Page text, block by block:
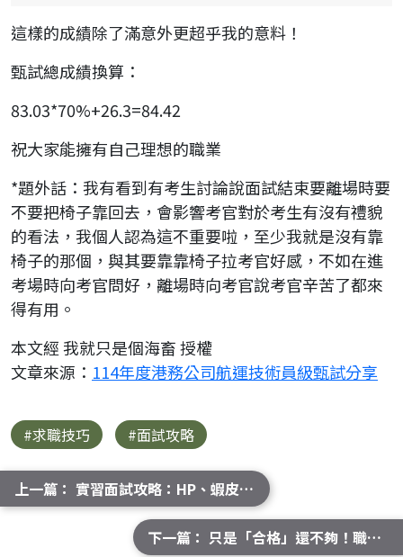
這樣的成績除了滿意外更超乎我的意料！
甄試總成績換算：
83.03*70%+26.3=84.42
祝大家能擁有自己理想的職業
*題外話：我有看到有考生討論說面試結束要離場時要
不要把椅子靠回去，會影響考官對於考生有沒有禮貌
的看法，我個人認為這不重要啦，至少我就是沒有靠
椅子的那個，與其要靠靠椅子拉考官好感，不如在進
考場時向考官問好，離場時向考官說考官辛苦了都來
得有用。
本文經 我就只是個海畜 授權
文章來源： 114年度港務公司航運技術員級甄試分享
#求職技巧 #面試攻略
上一篇： 實習面試攻略：HP、蝦皮、國泰、Dcard 等知名企業
下一篇： 只是「合格」還不夠！職涯導師教你用這 5 點成為夢幻人選